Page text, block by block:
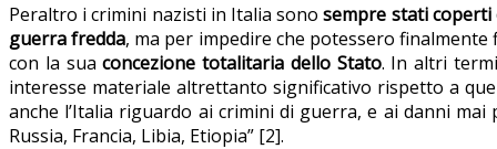
Peraltro i crimini nazisti in Italia sonosempre stati coperti
guerra fredda, ma per impedire che potessero
con la suaconcezione totalitaria dello Stato. In altri
interesse materiale altrettanto significativo rispetto a
anche l’Italia riguardo ai crimini di guerra, e ai danni
Russia, Francia, Libia, Etiopia” [2].